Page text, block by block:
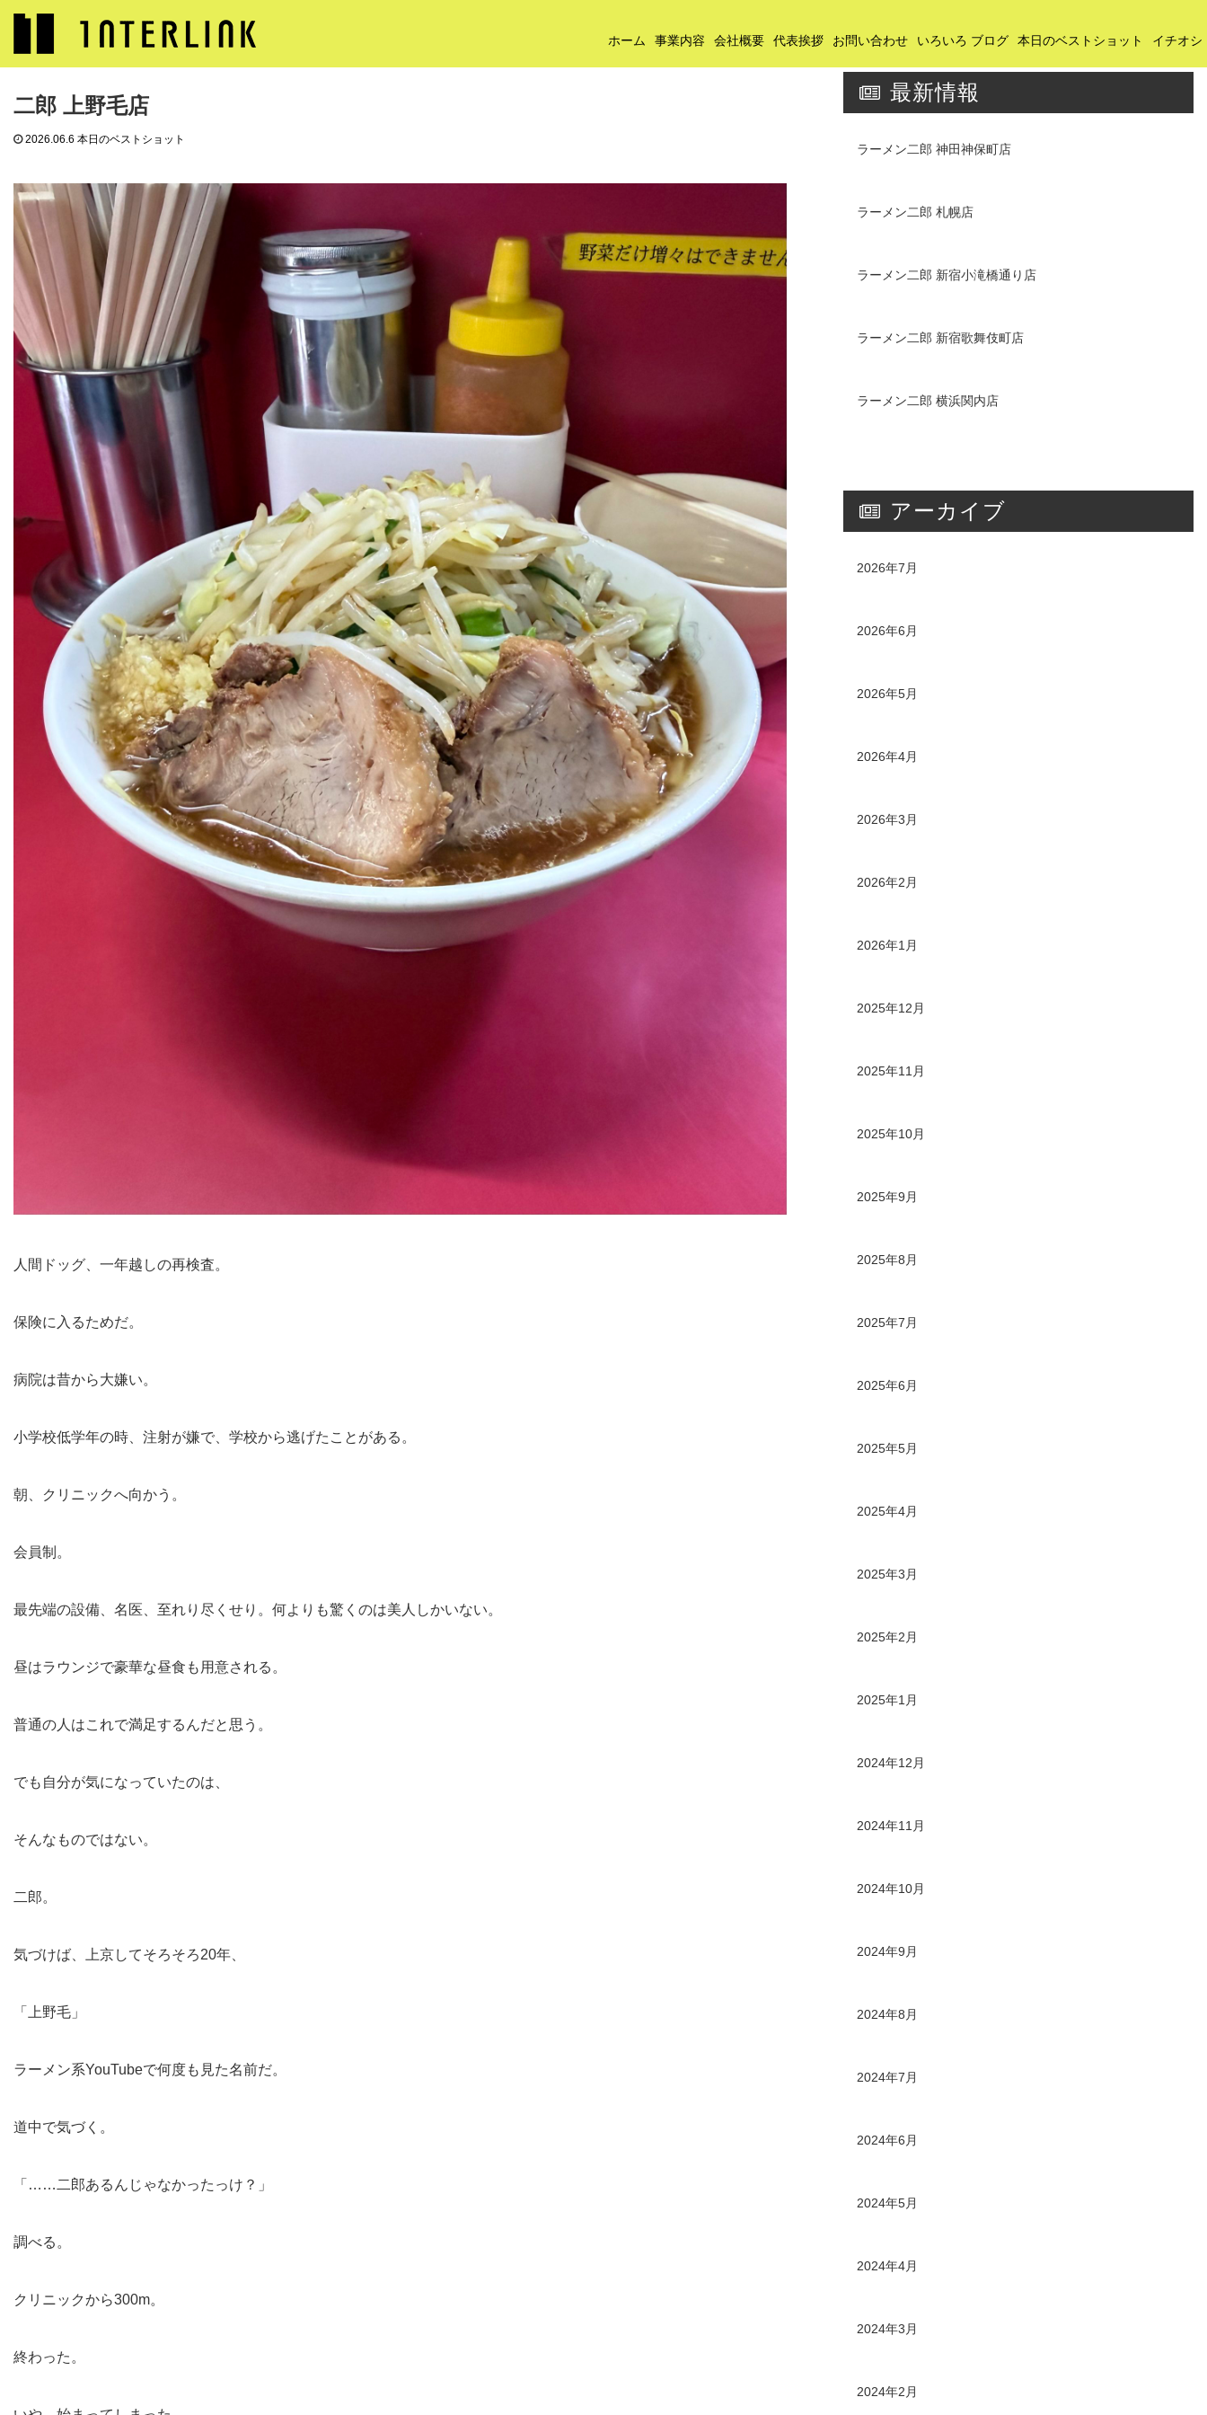
ホーム 事業内容 会社概要 代表挨拶 お問い合わせ いろいろ ブログ 本日のベストショット イチオシ
本日のベストショット 二郎 上野毛店
二郎 上野毛店
2026.06.6 本日のベストショット
人間ドッグ、一年越しの再検査。
保険に入るためだ。
病院は昔から大嫌い。
小学校低学年の時、注射が嫌で、学校から逃げたことがある。
朝、クリニックへ向かう。
会員制。
最先端の設備、名医、至れり尽くせり。何よりも驚くのは美人しかいない。
昼はラウンジで豪華な昼食も用意される。
普通の人はこれで満足するんだと思う。
でも自分が気になっていたのは、
そんなものではない。
二郎。
気づけば、上京してそろそろ20年、
「上野毛」
ラーメン系YouTubeで何度も見た名前だ。
道中で気づく。
「……二郎あるんじゃなかったっけ？」
調べる。
クリニックから300m。
終わった。
最新情報
ラーメン二郎 神田神保町店
ラーメン二郎 札幌店
ラーメン二郎 新宿小滝橋通り店
ラーメン二郎 新宿歌舞伎町店
ラーメン二郎 横浜関内店
アーカイブ
2026年7月
2026年6月
2026年5月
2026年4月
2026年3月
2026年2月
2026年1月
2025年12月
2025年11月
2025年10月
2025年9月
2025年8月
2025年7月
2025年6月
2025年5月
2025年4月
2025年3月
2025年2月
2025年1月
2024年12月
2024年11月
2024年10月
2024年9月
2024年8月
2024年7月
2024年6月
2024年5月
2024年4月
2024年3月
2024年2月